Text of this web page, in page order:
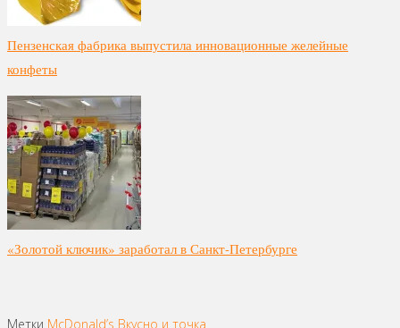
Пензенская фабрика выпустила инновационные желейные
конфеты
«Золотой ключик» заработал в Санкт-Петербурге
Метки McDonald’s Вкусно и точка